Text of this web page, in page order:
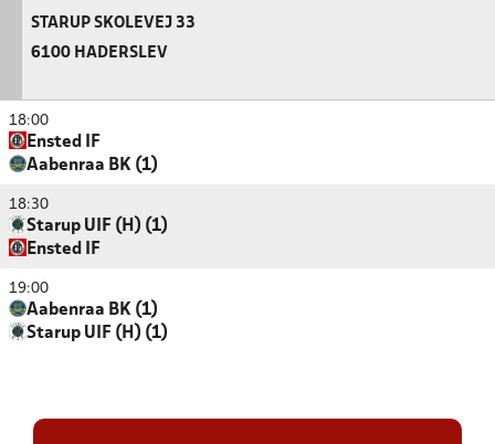
STARUP SKOLEVEJ 33
6100 HADERSLEV
18:00
Ensted IF
Aabenraa BK (1)
18:30
Starup UIF (H) (1)
Ensted IF
19:00
Aabenraa BK (1)
Starup UIF (H) (1)